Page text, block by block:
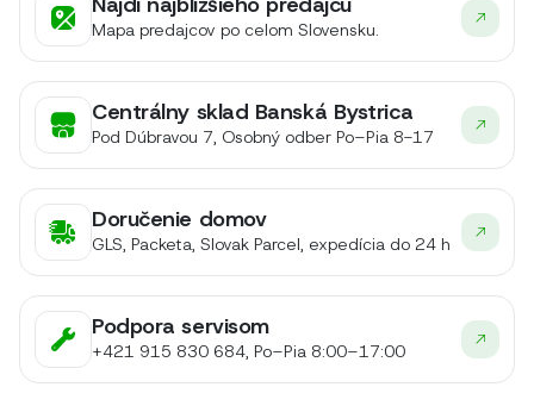
Mapa predajcov po celom Slovensku.
Centrálny sklad Banská Bystrica
Pod Dúbravou 7, Osobný odber Po–Pia 8-17
Doručenie domov
GLS, Packeta, Slovak Parcel, expedícia do 24 h
Podpora servisom
+421 915 830 684, Po–Pia 8:00–17:00